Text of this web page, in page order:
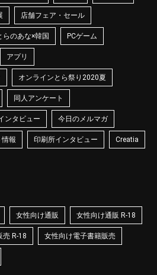
店舗フェア・セール
らのあな×韓国 PCゲーム
アプリ
オンラインとら祭り2020夏
同人アンケート
ンタビュー 今日のメルマガ
報 印刷所インタビュー Creatia
女性向け通販 女性向け通販 R-18
売 R-18 女性向け電子書籍販売